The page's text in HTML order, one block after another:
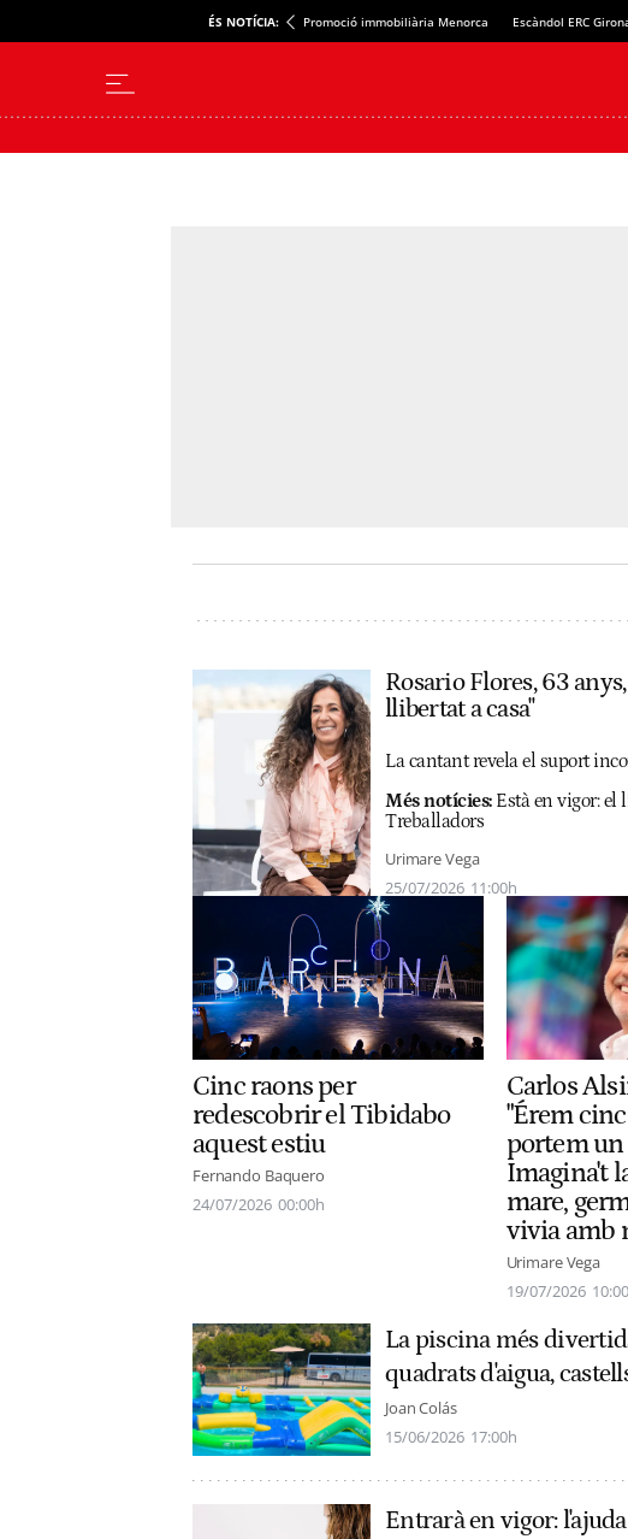
ÉS NOTÍCIA: Promoció immobiliària Menorca Escàndol ERC
Rosario Flores, 63
llibertat a casa"
La cantant revela el suport
Més notícies: Està en vigor: el
Treballadors
Urimare Vega
25/07/2026 11:00h
Cinc raons per
redescobrir el Tibidabo
aquest estiu
Fernando Baquero
24/07/2026 00:00h
Carlos
"Érem
portem un
Imagina't
mare,
vivia amb
Urimare Vega
19/07/2026
La piscina més
quadrats d'aigua,
Joan Colás
15/06/2026 17:00h
Entrarà en vigor: